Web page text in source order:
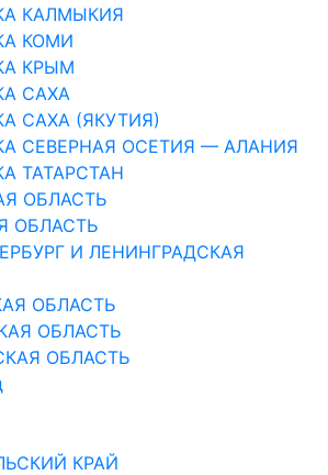
КАЛМЫКИЯ
КОМИ
КРЫМ
САХА
САХА (ЯКУТИЯ)
СЕВЕРНАЯ ОСЕТИЯ — АЛАНИЯ
ТАТАРСТАН
ОБЛАСТЬ
ОБЛАСТЬ
И ЛЕНИНГРАДСКАЯ
ОБЛАСТЬ
ОБЛАСТЬ
ОБЛАСТЬ
КРАЙ